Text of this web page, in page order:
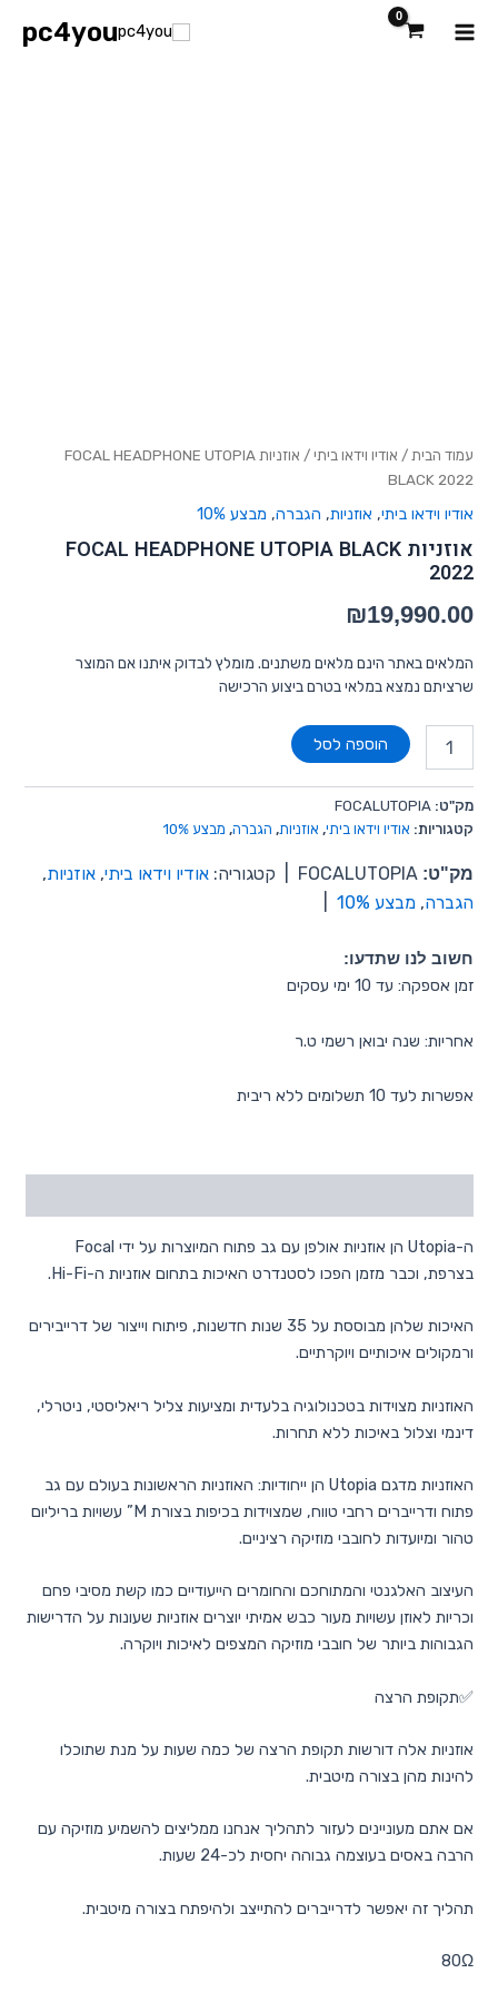
לתוכן
Main
pc4you
עמוד הבית / אודיו וידאו ביתי
/ אוזניות FOCAL HEADPHONE UTOPIA
BLACK 2022
אודיו וידאו ביתי, אוזניות, הגברה, מבצע 10%
אוזניות FOCAL HEADPHONE UTOPIA BLACK
2022
₪19,990.00
המלאים באתר הינם מלאים משתנים. מומלץ לבדוק איתנו אם המוצר
שרציתם נמצא במלאי בטרם ביצוע הרכישה
כמות
הוספה לסל
מק"ט:FOCALUTOPIA
קטגוריות: אודיו וידאו ביתי, אוזניות, הגברה, מבצע 10%
מק"ט: FOCALUTOPIA קטגוריה:אודיו וידאו ביתי,אוזניות,
הגברה,מבצע 10%
חשוב לנו שתדעו:
זמן אספקה: עד 10 ימי עסקים
אחריות: שנה יבואן רשמי ט.ר
אפשרות לעד 10 תשלומים ללא ריבית
ה-Utopia הן אוזניות אולפן עם גב פתוח המיוצרות על ידי Focal
בצרפת, וכבר מזמן הפכו לסטנדרט האיכות בתחום אוזניות ה-Hi-Fi.
האיכות שלהן מבוססת על 35 שנות חדשנות, פיתוח וייצור של דרייבירים
ורמקולים איכותיים ויוקרתיים.
האוזניות מצוידות בטכנולוגיה בלעדית ומציעות צליל ריאליסטי, ניטרלי,
דינמי וצלול באיכות ללא תחרות.
האוזניות מדגם Utopia הן ייחודיות: האוזניות הראשונות בעולם עם גב
פתוח ודרייברים רחבי טווח, שמצוידות בכיפות בצורת M” עשויות בריליום
טהור ומיועדות לחובבי מוזיקה רציניים.
העיצוב האלגנטי והמתוחכם והחומרים הייעודיים כמו קשת מסיבי פחם
וכריות לאוזן עשויות מעור כבש אמיתי יוצרים אוזניות שעונות על הדרישות
הגבוהות ביותר של חובבי מוזיקה המצפים לאיכות ויוקרה.
✅תקופת הרצה
אוזניות אלה דורשות תקופת הרצה של כמה שעות על מנת שתוכלו
להינות מהן בצורה מיטבית.
אם אתם מעוניינים לעזור לתהליך אנחנו ממליצים להשמיע מוזיקה עם
הרבה באסים בעוצמה גבוהה יחסית לכ-24 שעות.
תהליך זה יאפשר לדרייברים להתייצב ולהיפתח בצורה מיטבית.
80Ω